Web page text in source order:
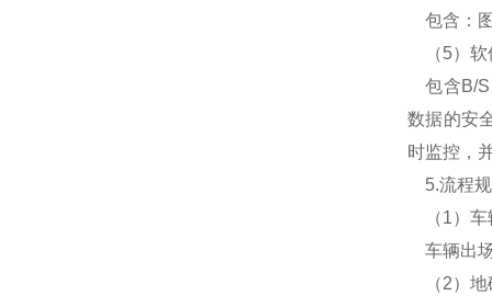
包含：
（5）软
包含B/S
数据的安
时监控，
5.流程
（1）车
车辆出
（2）地